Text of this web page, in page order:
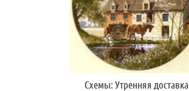
Схемы: Утренняя доставка